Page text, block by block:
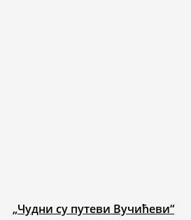
„Чудни су путеви Вучићеви“